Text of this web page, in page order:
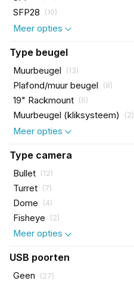
SFP28 (10)
Meer opties
Type beugel
Muurbeugel (13)
Plafond/muur beugel (8)
19" Rackmount (6)
Muurbeugel (kliksysteem) (2)
Meer opties
Type camera
Bullet (12)
Turret (7)
Dome (4)
Fisheye (2)
Meer opties
USB poorten
Geen (27)